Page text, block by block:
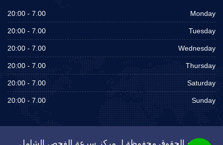
Monday
7.00 - 20:00
Tuesday
7.00 - 20:00
Wednesday
7.00 - 20:00
Thursday
7.00 - 20:00
Saturday
7.00 - 20:00
Sunday
7.00 - 20:00